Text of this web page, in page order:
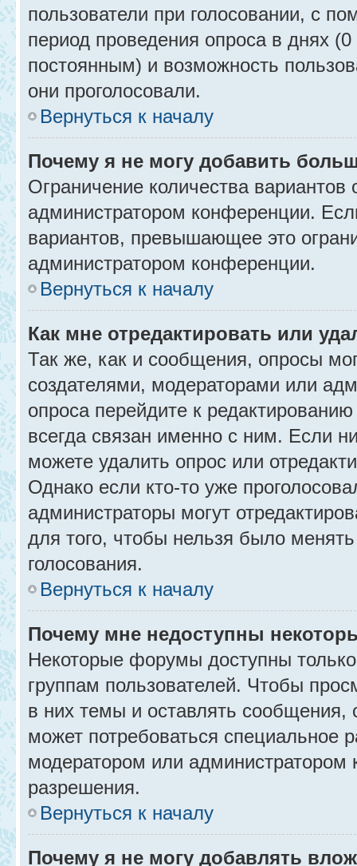
пользователи при голосовании, с
период проведения опроса в днях (0
постоянным) и возможность
они проголосовали.
Вернуться к началу
Почему я не могу добавить
Ограничение количества вариантов
администратором конференции.
вариантов, превышающее это
администратором конференции.
Вернуться к началу
Как мне отредактировать или
Так же, как и сообщения, опросы
создателями, модераторами или
опроса перейдите к
всегда связан именно с ним. Если
можете удалить опрос или
Однако если кто-то уже
администраторы могут
для того, чтобы нельзя было
голосования.
Вернуться к началу
Почему мне недоступны
Некоторые форумы доступны
группам пользователей. Чтобы
в них темы и оставлять сообщения,
может потребоваться специальное
модератором или администратором
разрешения.
Вернуться к началу
Почему я не могу добавлять